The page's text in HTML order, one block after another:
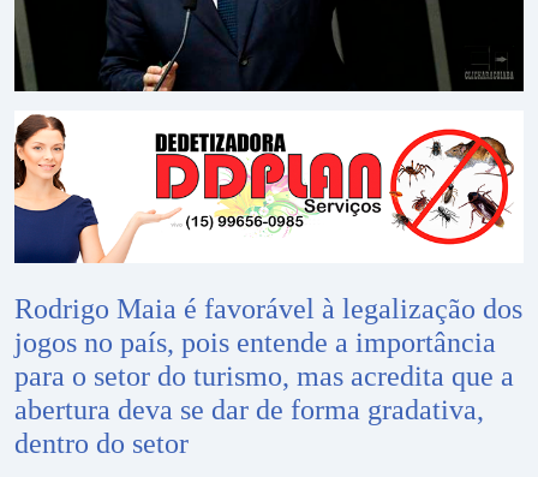
Rodrigo Maia é favorável à legalização dos
jogos no país, pois entende a importância
para o setor do turismo, mas acredita que a
abertura deva se dar de forma gradativa,
dentro do setor